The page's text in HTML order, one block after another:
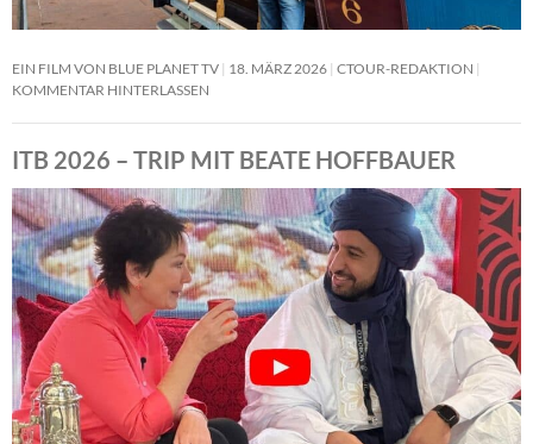
EIN FILM VON BLUE PLANET TV 18. MÄRZ 2026 CTOUR-REDAKTION
KOMMENTAR HINTERLASSEN
ITB 2026 – TRIP MIT BEATE HOFFBAUER